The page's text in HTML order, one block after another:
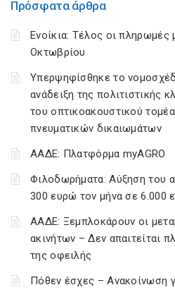
Πρόσφατα άρθρα
Ενοίκια: Τέλος οι πληρωμές
Οκτωβρίου
Υπερψηφίσθηκε το
ανάδειξη της πολιτιστικής
του οπτικοακουστικού
πνευματικών δικαιωμάτων
ΑΑΔΕ: Πλατφόρμα myAGRO
Φιλοδωρήματα: Αύξηση του
300 ευρώ τον μήνα σε 6.000
ΑΑΔΕ: Ξεμπλοκάρουν οι
ακινήτων – Δεν απαιτείται
της οφειλής
Πόθεν έσχες – Ανακοίνωση